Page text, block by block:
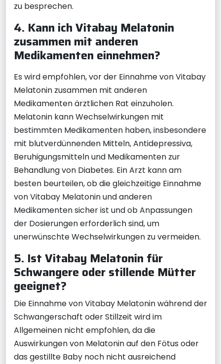
zu besprechen.
4. Kann ich Vitabay Melatonin
zusammen mit anderen
Medikamenten einnehmen?
Es wird empfohlen, vor der Einnahme von Vitabay
Melatonin zusammen mit anderen
Medikamenten ärztlichen Rat einzuholen.
Melatonin kann Wechselwirkungen mit
bestimmten Medikamenten haben, insbesondere
mit blutverdünnenden Mitteln, Antidepressiva,
Beruhigungsmitteln und Medikamenten zur
Behandlung von Diabetes. Ein Arzt kann am
besten beurteilen, ob die gleichzeitige Einnahme
von Vitabay Melatonin und anderen
Medikamenten sicher ist und ob Anpassungen
der Dosierungen erforderlich sind, um
unerwünschte Wechselwirkungen zu vermeiden.
5. Ist Vitabay Melatonin für
Schwangere oder stillende Mütter
geeignet?
Die Einnahme von Vitabay Melatonin während der
Schwangerschaft oder Stillzeit wird im
Allgemeinen nicht empfohlen, da die
Auswirkungen von Melatonin auf den Fötus oder
das gestillte Baby noch nicht ausreichend